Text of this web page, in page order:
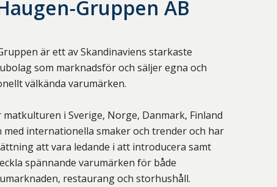
Gruppen AB
är ett av Skandinaviens starkaste
som marknadsför och säljer egna och
välkända varumärken.
matkulturen i Sverige, Norge, Danmark, Finland
med internationella smaker och trender och har
att vara ledande i att introducera samt
spännande varumärken för både
restaurang och storhushåll.